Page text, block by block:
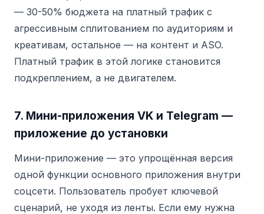
— 30-50% бюджета на платный трафик с
агрессивным сплитованием по аудиториям и
креативам, остальное — на контент и ASO.
Платный трафик в этой логике становится
подкреплением, а не двигателем.
7. Мини-приложения VK и Telegram —
приложение до установки
Мини-приложение — это упрощённая версия
одной функции основного приложения внутри
соцсети. Пользователь пробует ключевой
сценарий, не уходя из ленты. Если ему нужна